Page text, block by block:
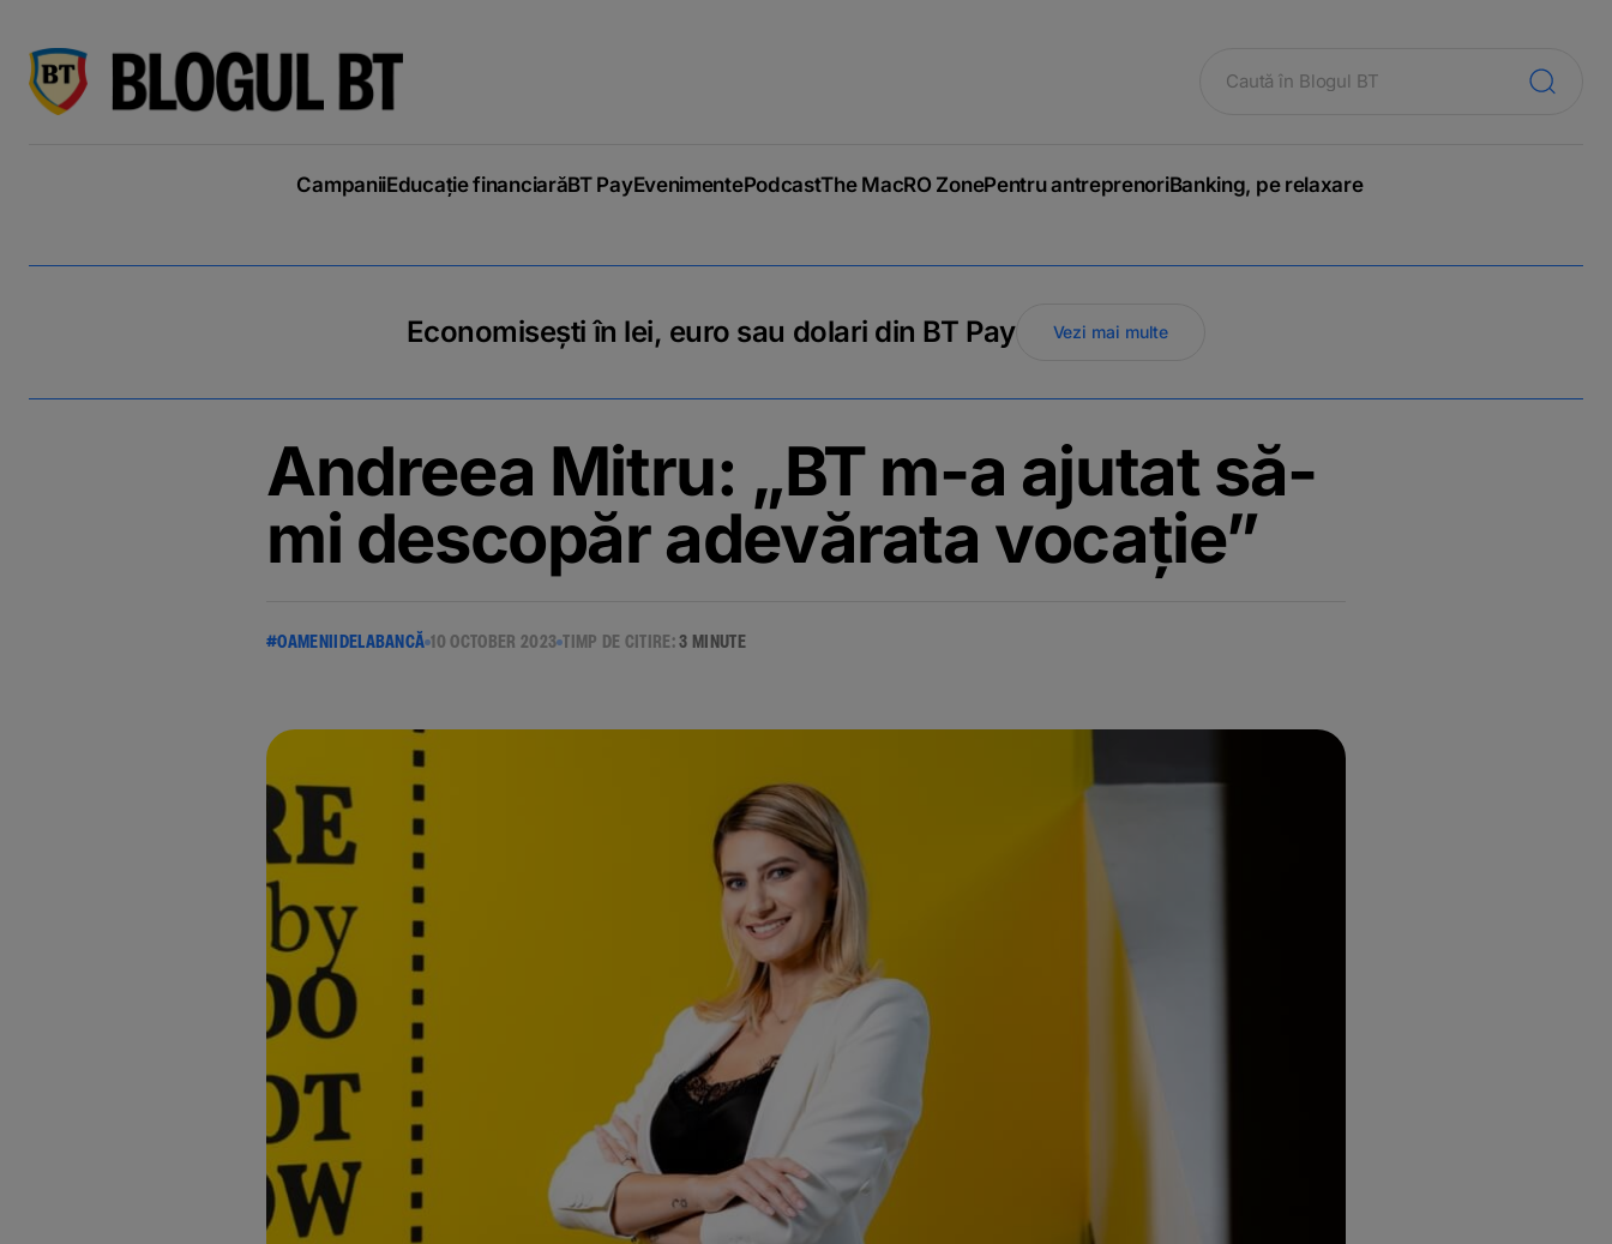
CampaniiEducație financiarăBT PayEvenimentePodcastThe MacRO ZonePentru antreprenoriBanking, pe relaxare
Economisești în lei, euro sau dolari din BT Pay Vezi mai multe
Andreea Mitru: „BT m-a ajutat să-
mi descopăr adevărata vocație”
#OAMENIIDELABANCĂ 10 OCTOBER 2023 TIMP DE CITIRE:3 MINUTE